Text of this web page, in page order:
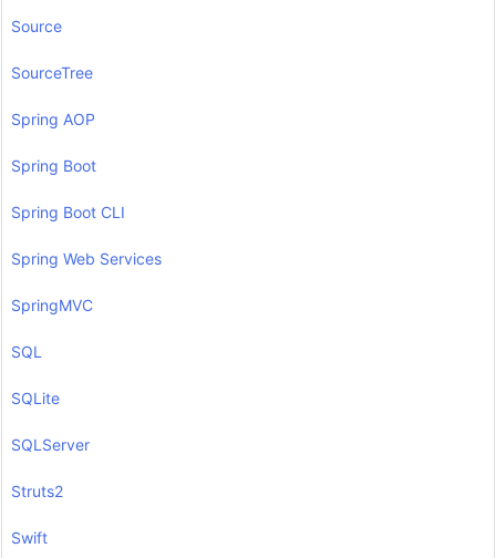
Source
SourceTree
Spring AOP
Spring Boot
Spring Boot CLI
Spring Web Services
SpringMVC
SQL
SQLite
SQLServer
Struts2
Swift